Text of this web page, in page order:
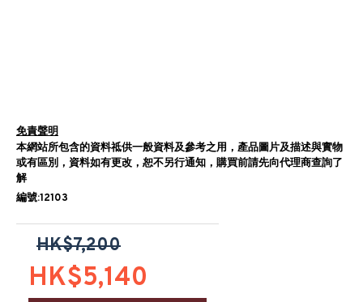
免責聲明
本網站所包含的資料祗供一般資料及參考之用，產品圖片及描述與實物
或有區別，資料如有更改，恕不另行通知，購買前請先向代理商查詢了
解
編號:12103
HK$5,140
HK$7,200